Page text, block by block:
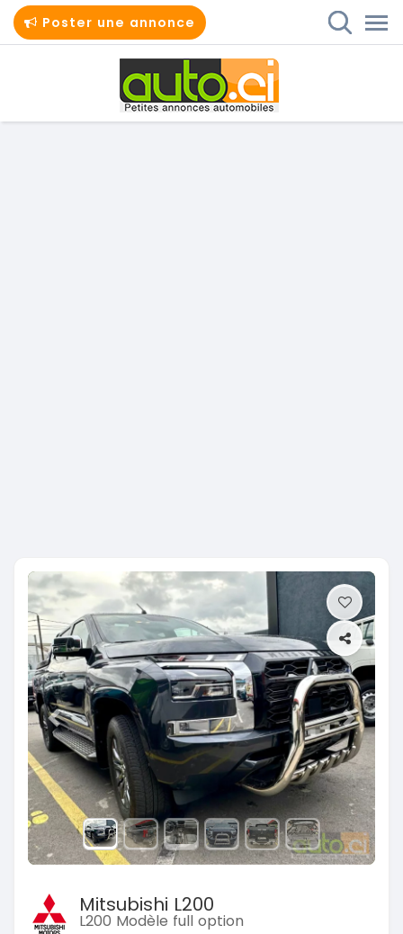
Poster une annonce
Previous Next
Mitsubishi L200
L200 Modèle full option